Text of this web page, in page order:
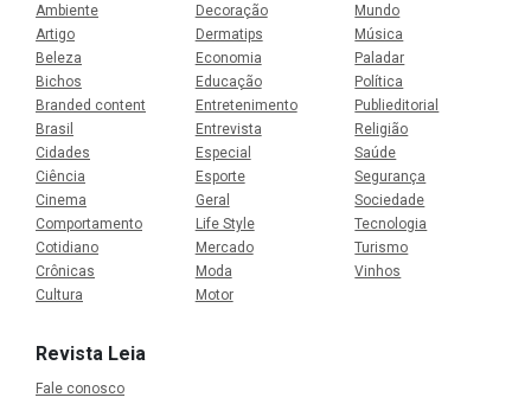
Ambiente
Artigo
Beleza
Bichos
Branded content
Brasil
Cidades
Ciência
Cinema
Comportamento
Cotidiano
Crônicas
Cultura
Decoração
Dermatips
Economia
Educação
Entretenimento
Entrevista
Especial
Esporte
Geral
Life Style
Mercado
Moda
Motor
Mundo
Música
Paladar
Política
Publieditorial
Religião
Saúde
Segurança
Sociedade
Tecnologia
Turismo
Vinhos
Revista Leia
Fale conosco